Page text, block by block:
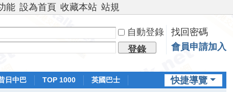
能 設為首頁 收藏本站 站規
自動登錄
找回密碼
登錄 會員申請加入
快捷導覽
日中巴 TOP 1000
英國巴士